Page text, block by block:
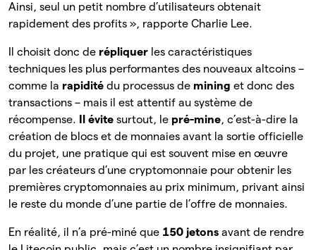
Ainsi, seul un petit nombre d’utilisateurs obtenait
rapidement des profits », rapporte Charlie Lee.
Il choisit donc de répliquer les caractéristiques
techniques les plus performantes des nouveaux altcoins –
comme la rapidité du processus de mining et donc des
transactions – mais il est attentif au système de
récompense.
Il évite surtout, le pré-mine, c’est-à-dire la
création de blocs et de monnaies avant la sortie officielle
du projet, une pratique qui est souvent mise en œuvre
par les créateurs d’une cryptomonnaie pour obtenir les
premières cryptomonnaies au prix minimum, privant ainsi
le reste du monde d’une partie de l’offre de monnaies.
En réalité, il n’a pré-miné que 150 jetons avant de rendre